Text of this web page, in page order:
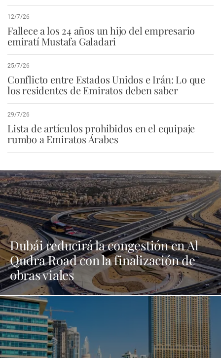
12/7/26
Fallece a los 24 años un hijo del empresario
emiratí Mustafa Galadari
25/7/26
Conflicto entre Estados Unidos e Irán: Lo que
los residentes de Emiratos deben saber
29/7/26
Lista de artículos prohibidos en el equipaje
rumbo a Emiratos Árabes
Dubái reducirá la congestión en Al
Qudra Road con la finalización de
obras viales